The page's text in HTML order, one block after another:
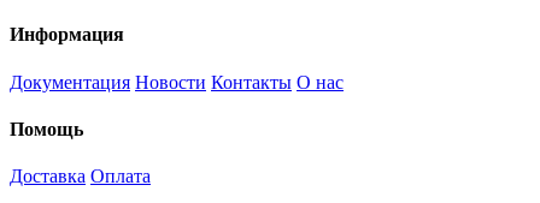
Информация
Документация Новости Контакты О нас
Помощь
Доставка Оплата